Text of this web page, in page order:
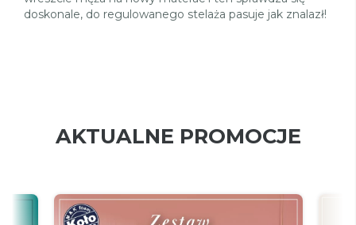
doskonale, do regulowanego stelaża pasuje jak znalazł!
AKTUALNE PROMOCJE